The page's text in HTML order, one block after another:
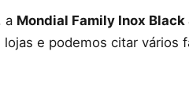
a Mondial Family Inox Black
e podemos citar vários